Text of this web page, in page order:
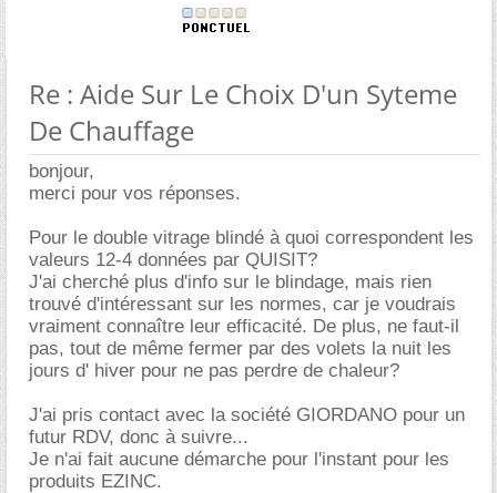
Re : Aide Sur Le Choix D'un Syteme
De Chauffage
bonjour,
merci pour vos réponses.
Pour le double vitrage blindé à quoi correspondent les
valeurs 12-4 données par QUISIT?
J'ai cherché plus d'info sur le blindage, mais rien
trouvé d'intéressant sur les normes, car je voudrais
vraiment connaître leur efficacité. De plus, ne faut-il
pas, tout de même fermer par des volets la nuit les
jours d' hiver pour ne pas perdre de chaleur?
J'ai pris contact avec la société GIORDANO pour un
futur RDV, donc à suivre...
Je n'ai fait aucune démarche pour l'instant pour les
produits EZINC.